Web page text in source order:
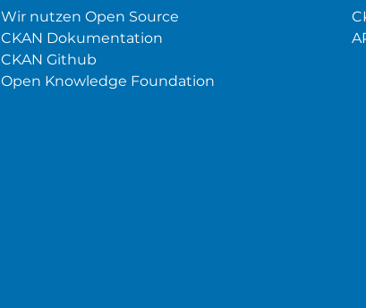
Wir nutzen Open Source
CKAN Dokumentation
CKAN Github
Open Knowledge Foundation